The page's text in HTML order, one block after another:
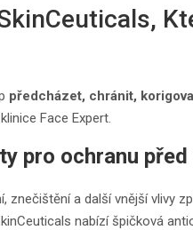
předcházet, chránit,
Face Expert.
pro ochranu
znečištění a další vnější vlivy
nabízí špičková